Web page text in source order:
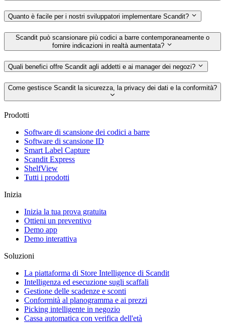
Quanto è facile per i nostri sviluppatori implementare Scandit?
Scandit può scansionare più codici a barre contemporaneamente o
fornire indicazioni in realtà aumentata?
Quali benefici offre Scandit agli addetti e ai manager dei negozi?
Come gestisce Scandit la sicurezza, la privacy dei dati e la conformità?
Prodotti
Software di scansione dei codici a barre
Software di scansione ID
Smart Label Capture
Scandit Express
ShelfView
Tutti i prodotti
Inizia
Inizia la tua prova gratuita
Ottieni un preventivo
Demo app
Demo interattiva
Soluzioni
La piattaforma di Store Intelligence di Scandit
Intelligenza ed esecuzione sugli scaffali
Gestione delle scadenze e sconti
Conformità al planogramma e ai prezzi
Picking intelligente in negozio
Cassa automatica con verifica dell'età